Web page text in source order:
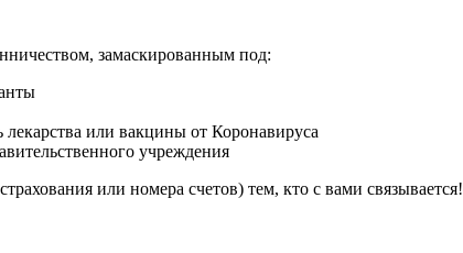
замаскированным под:
или вакцины от Коронавируса
учреждения
или номера счетов) тем, кто с вами связывается!